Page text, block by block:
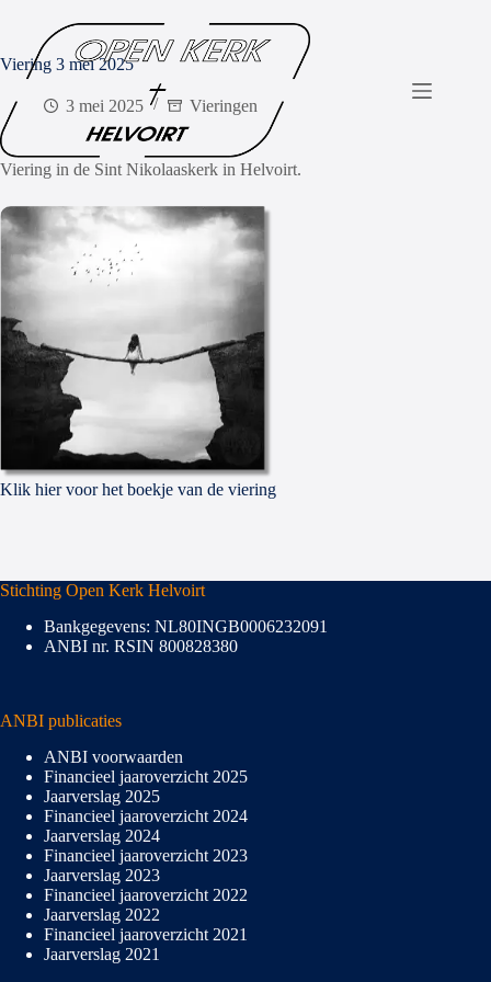
Viering 3 mei 2025
3 mei 2025 Vieringen
Viering in de Sint Nikolaaskerk in Helvoirt.
Klik hier voor het boekje van de viering
Stichting Open Kerk Helvoirt
Bankgegevens: NL80INGB0006232091
ANBI nr. RSIN 800828380
ANBI publicaties
ANBI voorwaarden
Financieel jaaroverzicht 2025
Jaarverslag 2025
Financieel jaaroverzicht 2024
Jaarverslag 2024
Financieel jaaroverzicht 2023
Jaarverslag 2023
Financieel jaaroverzicht 2022
Jaarverslag 2022
Financieel jaaroverzicht 2021
Jaarverslag 2021